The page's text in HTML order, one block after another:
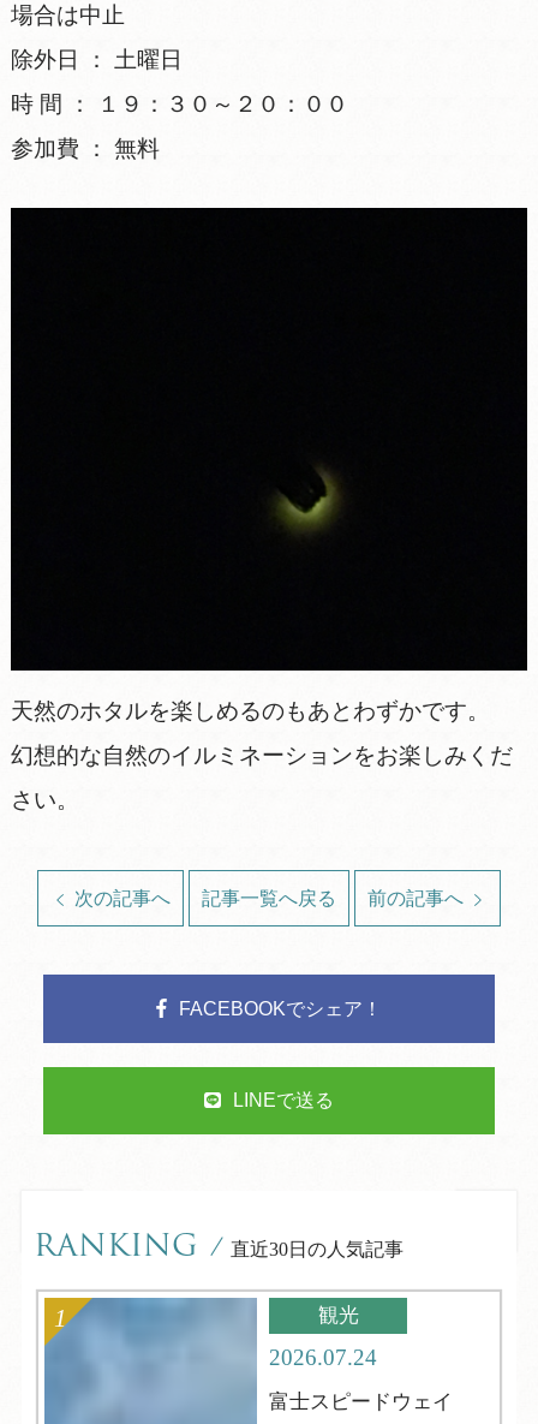
場合は中止
除外日 ： 土曜日
時 間 ： １９：３０～２０：００
参加費 ： 無料
天然のホタルを楽しめるのもあとわずかです。
幻想的な自然のイルミネーションをお楽しみくだ
さい。
次の記事へ 記事一覧へ戻る 前の記事へ
FACEBOOKでシェア！
LINEで送る
RANKING / 直近30日の人気記事
観光
2026.07.24
富士スピードウェイ